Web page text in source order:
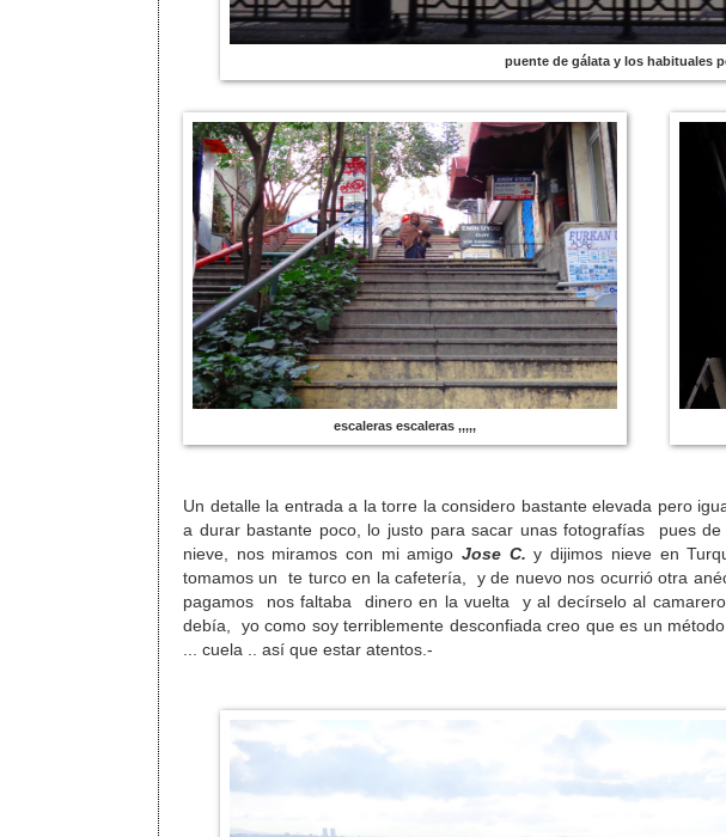
puente de gálata y los habituales
escaleras escaleras ,,,,,
Un detalle la entrada a la torre la considero bastante elevada pero
a durar bastante poco, lo justo para sacar unas fotografías pues
nieve, nos miramos con mi amigoJose C. y dijimos nieve en
tomamos un te turco en la cafetería, y de nuevo nos ocurrió otra
pagamos nos faltaba dinero en la vuelta y al decírselo al
debía, yo como soy terriblemente desconfiada creo que es un
... cuela .. así que estar atentos.-